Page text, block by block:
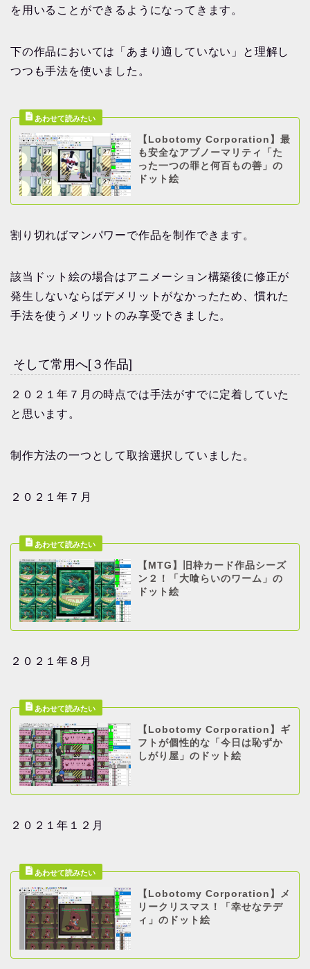
を用いることができるようになってきます。
下の作品においては「あまり適していない」と理解し
つつも手法を使いました。
【Lobotomy Corporation】最
も安全なアブノーマリティ「た
った一つの罪と何百もの善」の
ドット絵
割り切ればマンパワーで作品を制作できます。
該当ドット絵の場合はアニメーション構築後に修正が
発生しないならばデメリットがなかったため、慣れた
手法を使うメリットのみ享受できました。
そして常用へ[３作品]
２０２１年７月の時点では手法がすでに定着していた
と思います。
制作方法の一つとして取捨選択していました。
２０２１年７月
【MTG】旧枠カード作品シーズ
ン２！「大喰らいのワーム」の
ドット絵
２０２１年８月
【Lobotomy Corporation】ギ
フトが個性的な「今日は恥ずか
しがり屋」のドット絵
２０２１年１２月
【Lobotomy Corporation】メ
リークリスマス！「幸せなテデ
ィ」のドット絵